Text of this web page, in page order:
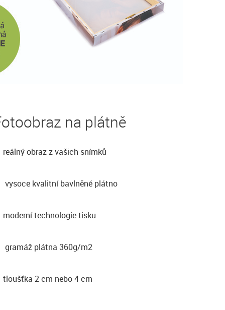
na plátně
reálný obraz z vašich snímků
vysoce kvalitní bavlněné plátno
moderní technologie tisku
gramáž plátna 360g/m2
tloušťka 2 cm nebo 4 cm